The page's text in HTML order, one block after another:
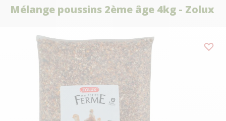
Mélange poussins 2ème âge 4kg - Zolux